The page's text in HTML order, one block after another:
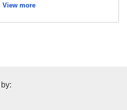
View more
of the